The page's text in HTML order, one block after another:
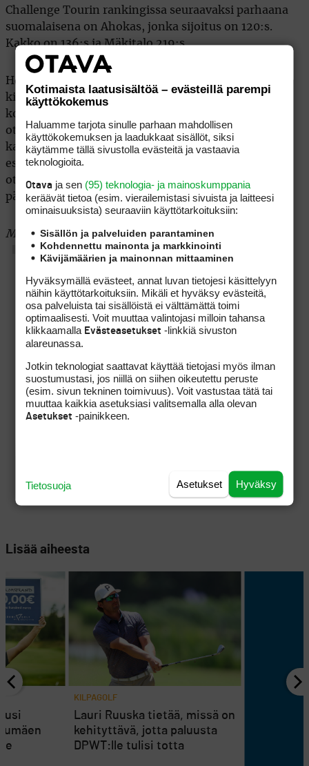
Challenge Tourin rankingissa seuraavaksi parhaana
suomalaisena on Ahokas, jonka sijoitus on 120:s.
Kakko on 136:s ja Mäkitalo 219:s.
Heidän yhteenlasketut ansionsa tämän kauden
kisoista ovat alle 9000 euroa. Se ei ole paljon
kokopäivätoimisilta ammattilaisurheilijoilta, kun
ottaa huomioon, että Ahokas esiintyi vielä viime
kaudella Euroopan Tourilla ja Kakko oli loistavien
esityksiensä ansiosta Irlannin ja Italian avoimissa
ottaa suoran paikan vanhan mantereen
pääkiertueelle.
Marko Kuivasaari
Lisää aiheesta
KILPAGOLF
Lauri Ruuska tietää, missä on
kehityttävä, jotta paluusta
DPWT:lle tulisi totta
Kotimaista laatusisältöä – evästeillä parempi
käyttökokemus
Haluamme tarjota sinulle parhaan mahdollisen
käyttökokemuksen ja laadukkaat sisällöt, siksi
käytämme tällä sivustolla evästeitä ja vastaavia
teknologioita.
Otava ja sen (95) teknologia- ja mainoskumppania
keräävät tietoa (esim. vierailemis­tasi sivuista ja laitteesi
ominaisuuk­sista) seuraaviin käyttötarkoituksiin:
Sisällön ja palveluiden parantaminen
Kohdennettu mainonta ja markkinointi
Kävijämäärien ja mainonnan mittaaminen
Hyväksymällä evästeet, annat luvan tietojesi käsittelyyn
näihin käyttötarkoituksiin. Mikäli et hyväksy evästeitä,
osa palveluista tai sisällöistä ei välttämättä toimi
optimaalisesti. Voit muuttaa valintojasi milloin tahansa
klikkaamalla Evästeasetukset -linkkiä sivuston
alareunassa.
Jotkin teknologiat saattavat käyttää tietojasi myös ilman
suostumustasi, jos niillä on siihen oikeutettu peruste
(esim. sivun tekninen toimivuus). Voit vastustaa tätä tai
muuttaa kaikkia asetuksiasi valitsemalla alla olevan
Asetukset -painikkeen.
Hyväksy
Asetukset
Tietosuoja